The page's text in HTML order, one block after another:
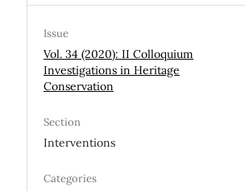
Issue
Vol. 34 (2020): II Colloquium
Investigations in Heritage
Conservation
Section
Interventions
Categories